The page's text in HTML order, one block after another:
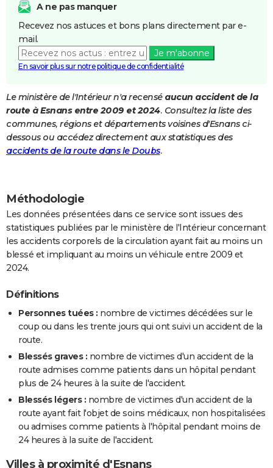
Destinations
City break
Voyage nature
Voyage de noces
Forum
Climat
PHOTO
GUIDES D'ACHAT
BONS PLANS
Carte de Noël
Carte Bonne année
Carte Saint-Valentin
Carte Pâques
Carte d'anniversaire
DICTIONNAIRE
Dictionnaire
Biographies
Citations
Expressions
Proverbes
PROGRAMME TV
FORUM
Bricolage
Television
A ne pas manquer
Recevez nos astuces et bons plans directement par e-
mail.
Je m'abonne
En savoir plus sur notre politique de confidentialité
Le ministère de l'Intérieur n'a recensé aucun accident de la
route à Esnans entre 2009 et 2024. Consultez la liste des
communes, régions et départements voisines d'Esnans ci-
dessous ou accédez directement aux statistiques des
accidents de la route dans le Doubs.
Méthodologie
Les données présentées dans ce service sont issues des
statistiques publiées par le ministère de l'Intérieur concernant
les accidents corporels de la circulation ayant fait au moins un
blessé et impliquant au moins un véhicule entre 2009 et
2024.
Définitions
Personnes tuées : nombre de victimes décédées sur le
coup ou dans les trente jours qui ont suivi un accident de la
route.
Blessés graves : nombre de victimes d'un accident de la
route admises comme patients dans un hôpital pendant
plus de 24 heures à la suite de l'accident.
Blessés légers : nombre de victimes d'un accident de la
route ayant fait l'objet de soins médicaux, non hospitalisées
ou admises comme patients à l'hôpital pendant moins de
24 heures à la suite de l'accident.
Villes à proximité d'Esnans